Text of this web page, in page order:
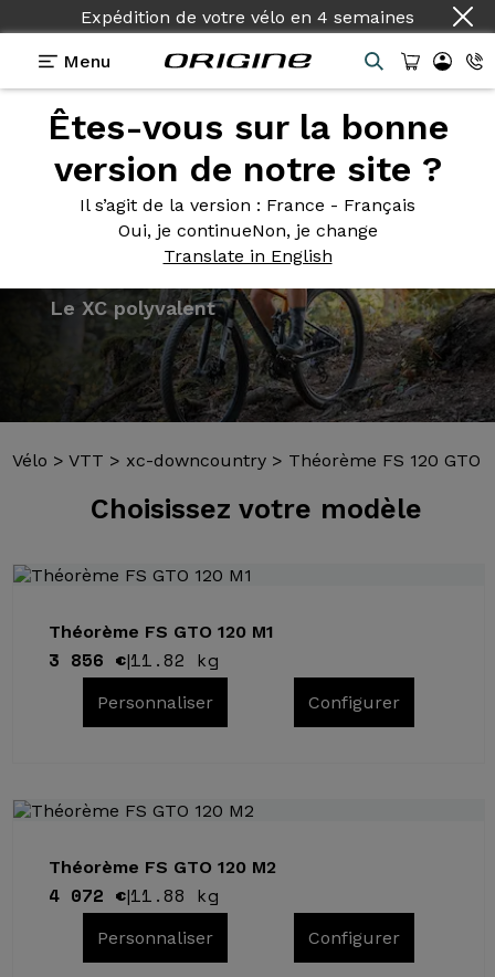
Expédition de votre vélo en 4 semaines
Menu
Êtes-vous sur la bonne
version de notre site ?
Il s’agit de la version : France - Français
Oui, je continueNon, je change
Translate in English
Modèles
Vélo >VTT > xc-downcountry > Théorème FS 120 GTO
Choisissez votre modèle
Théorème FS GTO 120 M1
3 856 €|11.82 kg
Personnaliser Configurer
Théorème FS GTO 120 M2
4 072 €|11.88 kg
Personnaliser Configurer